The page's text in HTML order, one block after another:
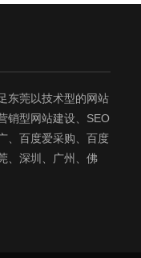
东莞以技术型的网站
销型网站建设、SEO
、百度爱采购、百度
、深圳、广州、佛